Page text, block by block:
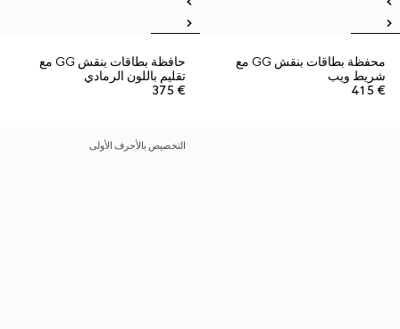
محفظة بطاقات بنقش GG مع
شريط ويب
€ 415
حافظة بطاقات بنقش GG مع
تقليم باللون الرمادي
€ 375
التخصيص بالأحرف الأولى